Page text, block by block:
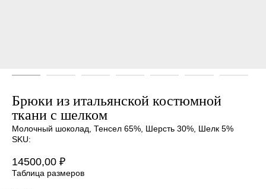
Брюки из итальянской костюмной
ткани с шелком
Молочный шоколад, Тенсел 65%, Шерсть 30%, Шелк 5%
SKU:
14500,00 ₽
Таблица размеров